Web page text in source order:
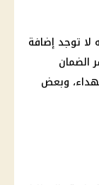
لا توجد إضافة
لأبناء أسر الضمان
وبعض